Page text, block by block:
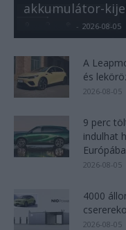
akkumulátor-
- 2026-08-05
A
és
2026-08-05
9 perc
indulhat
2026-08-05
4000
2026-08-05